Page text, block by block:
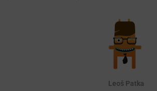
Leoš Patka